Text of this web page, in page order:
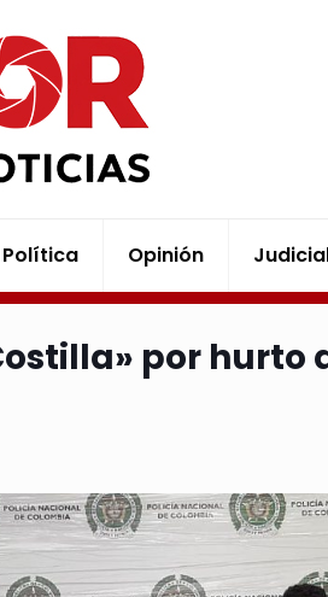
Política Opinión
por hurto